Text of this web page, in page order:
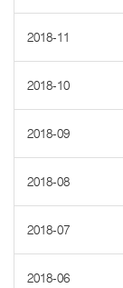
2018-11
2018-10
2018-09
2018-08
2018-07
2018-06